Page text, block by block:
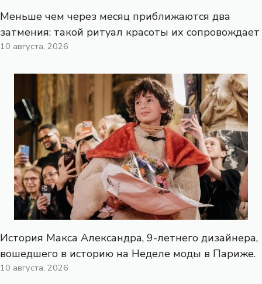
Меньше чем через месяц приближаются два
затмения: такой ритуал красоты их сопровождает
10 августа, 2026
История Макса Александра, 9-летнего дизайнера,
вошедшего в историю на Неделе моды в Париже.
10 августа, 2026